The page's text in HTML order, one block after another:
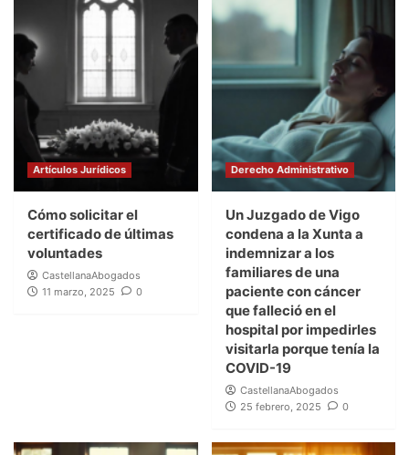
Artículos Jurídicos
Cómo solicitar el
certificado de últimas
voluntades
CastellanaAbogados
11 marzo, 2025
0
Derecho Administrativo
Un Juzgado de Vigo
condena a la Xunta a
indemnizar a los
familiares de una
paciente con cáncer
que falleció en el
hospital por impedirles
visitarla porque tenía la
COVID-19
CastellanaAbogados
25 febrero, 2025
0